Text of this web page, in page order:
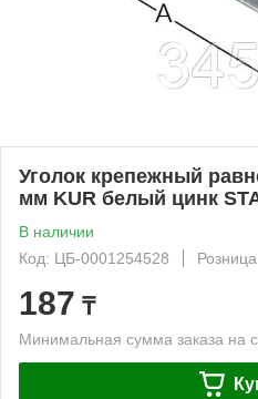
Уголок крепежный
мм KUR белый цинк
В наличии
Код: ЦБ-0001254528
Розница
187 ₸
Минимальная сумма заказа на